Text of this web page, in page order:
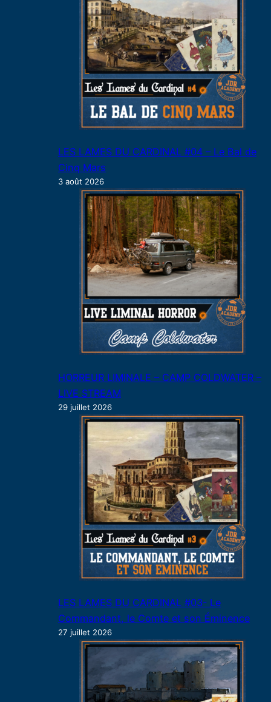
LES LAMES DU CARDINAL #04 – Le Bal de
Cinq Mars
3 août 2026
HORREUR LIMINALE – CAMP COLDWATER –
LIVE STREAM
29 juillet 2026
LES LAMES DU CARDINAL #03- Le
Commandant, le Comte et son Éminence
27 juillet 2026